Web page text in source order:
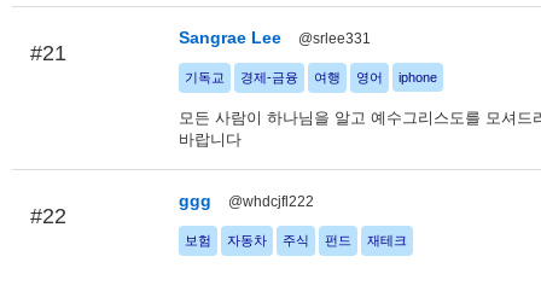
#21
Sangrae Lee @srlee331
기독교 경제-금융 여행 영어 iphone
모든 사람이 하나님을 알고 예수그리스도를 모셔드
바랍니다
#22
ggg @whdcjfl222
보험 자동차 주식 펀드 재테크